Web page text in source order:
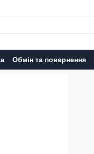
Обмін та повернення